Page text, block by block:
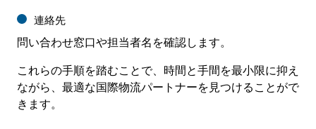
連絡先
問い合わせ窓口や担当者名を確認します。
これらの手順を踏むことで、時間と手間を最小限に抑え
ながら、最適な国際物流パートナーを見つけることがで
きます。